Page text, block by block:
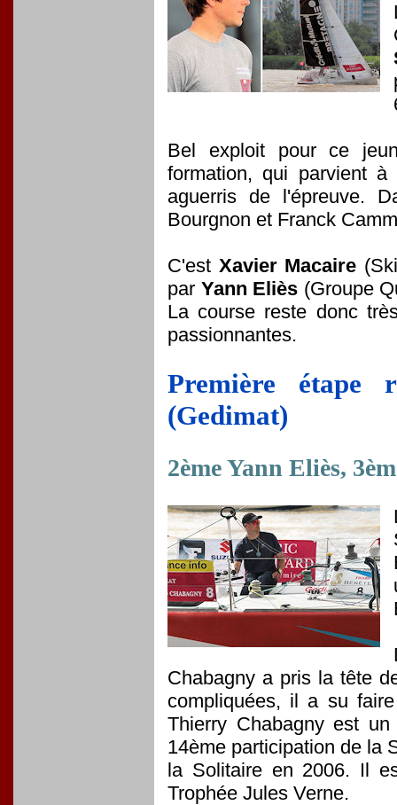
Bel exploit pour ce
formation, qui parvient
aguerris de l'épreuve.
Bourgnon et Franck
C'est Xavier Macaire
par Yann Eliès (Groupe
La course reste donc
passionnantes.
Première étape
(Gedimat)
2ème Yann Eliès,
Chabagny a pris la tête
compliquées, il a su
Thierry Chabagny est
14ème participation de la
la Solitaire en 2006. Il
Trophée Jules Verne.